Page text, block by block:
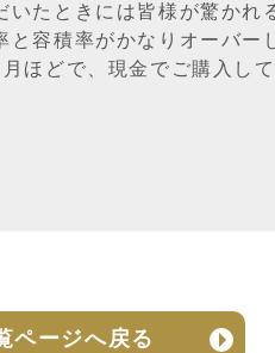
たときには皆様が驚かれ
と容積率がかなりオーバ
ほどで、現金でご購入し
ページへ戻る